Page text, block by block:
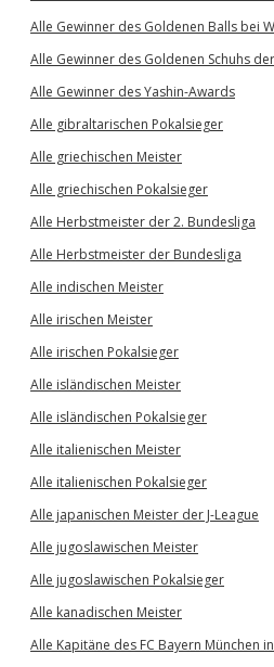
Alle Gewinner des Goldenen Balls bei
Alle Gewinner des Goldenen Schuhs
Alle Gewinner des Yashin-Awards
Alle gibraltarischen Pokalsieger
Alle griechischen Meister
Alle griechischen Pokalsieger
Alle Herbstmeister der 2. Bundesliga
Alle Herbstmeister der Bundesliga
Alle indischen Meister
Alle irischen Meister
Alle irischen Pokalsieger
Alle isländischen Meister
Alle isländischen Pokalsieger
Alle italienischen Meister
Alle italienischen Pokalsieger
Alle japanischen Meister der J-League
Alle jugoslawischen Meister
Alle jugoslawischen Pokalsieger
Alle kanadischen Meister
Alle Kapitäne des FC Bayern München